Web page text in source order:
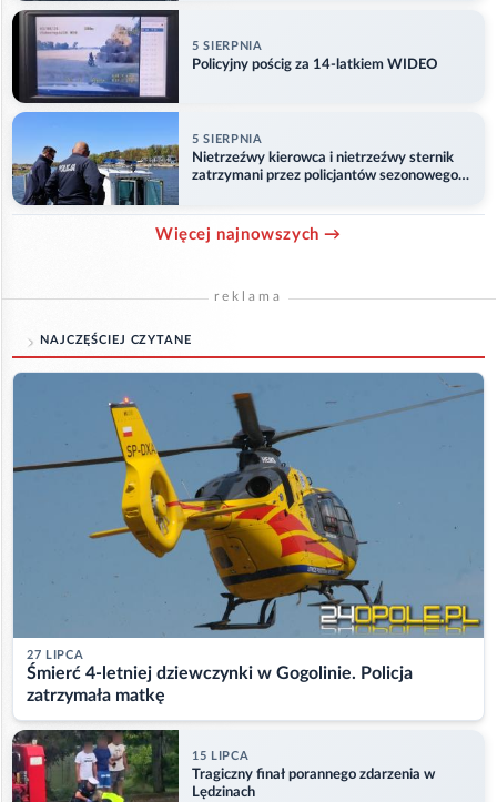
5 SIERPNIA
Policyjny pościg za 14-latkiem WIDEO
5 SIERPNIA
Nietrzeźwy kierowca i nietrzeźwy sternik
zatrzymani przez policjantów sezonowego
Więcej najnowszych →
reklama
NAJCZĘŚCIEJ CZYTANE
27 LIPCA
Śmierć 4-letniej dziewczynki w Gogolinie. Policja
zatrzymała matkę
15 LIPCA
Tragiczny finał porannego zdarzenia w
Lędzinach